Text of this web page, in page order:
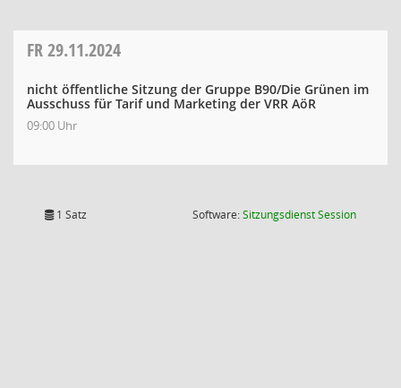
FR29.11.2024
nicht öffentliche Sitzung der Gruppe B90/Die Grünen im
Ausschuss für Tarif und Marketing der VRR AöR
09:00 Uhr
1 Satz Software:SitzungsdienstSession(Wird in